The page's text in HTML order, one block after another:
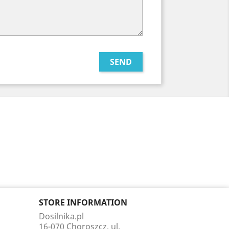
STORE INFORMATION
Dosilnika.pl
16-070 Choroszcz, ul.